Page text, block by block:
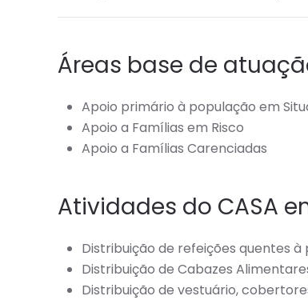
Áreas base de
Apoio primário à população em
Apoio a Famílias em Risco
Apoio a Famílias Carenciadas
Atividades do CASA
Distribuição de refeições quentes
Distribuição de Cabazes
Distribuição de vestuário,